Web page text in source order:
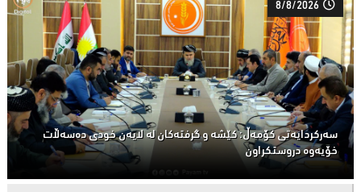
8/8/2026
سەركردایەتی كۆمەڵ: كێشە و گرفتەكان لە لایەن خودی دەسەڵات
خۆیەوە دروستكراون